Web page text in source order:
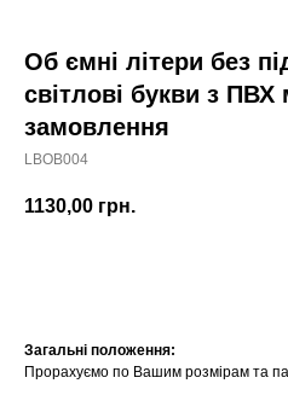
Об ємні літери без
світлові букви з ПВХ
замовлення
LBOB004
1130,00 грн.
Загальні положення:
Прорахуємо по Вашим розмірам та